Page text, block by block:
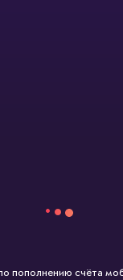
пополнению счёта